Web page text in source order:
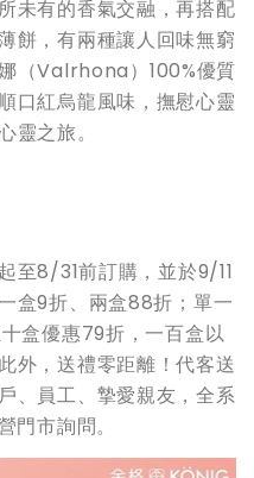
未有的香氣交融，再搭配
餅，有兩種讓人回味無窮
（Valrhona）100%優質
口紅烏龍風味，撫慰心靈
靈之旅。
至8/31前訂購，並於9/11
盒9折、兩盒88折；單一
盒優惠79折，一百盒以
外，送禮零距離！代客送
、員工、摯愛親友，全系
門市詢問。